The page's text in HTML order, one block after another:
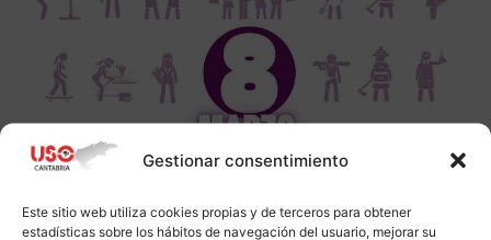
Gestionar consentimiento
Este sitio web utiliza cookies propias y de terceros para obtener
estadísticas sobre los hábitos de navegación del usuario, mejorar su